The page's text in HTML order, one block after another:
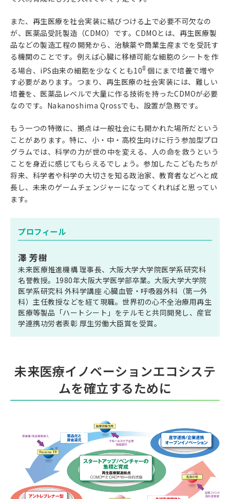
また、再生医療を社会実装に結びつける上で必要不可欠なの
が、医薬品受託製造（CDMO）です。CDMOとは、再生医療製
品などの製造工程の開発から、治験薬や商業生産までを受託す
る機関のことです。例えば心臓に移植可能な細胞のシートを作
る場合、iPS由来の細胞を少なくとも108 個にまで培養で増や
す必要があります。つまり、再生医療の社会実装には、難しい
培養を、医薬品レベルで大量に作る技術を持ったCDMOが必要
なのです。Nakanoshima Qrossでも、設置が急務です。
もう一つの特徴に、拠点は一般社会にも開かれた場所だという
ことがあります。特に、小・中・高校生向けに行う参加型プロ
グラムでは、科学の力が世の中を変える、人の命を救うという
ことを身近に感じてもらえるでしょう。参加したこどもたちが
将来、科学者や科学の大切さを知る政治家、教育者などへと成
長し、未来のゲームチェンジャーになってくれればと思ってい
ます。
プロフィール
澤 芳樹
未来医療推進機構 理事長、大阪大学大学院医学系研究科
名誉教授。1980年大阪大学医学部卒業。大阪大学大学院
医学系研究科 外科学講座 心臓血管・呼吸器外科（第一外
科）主任教授などを経て現職。世界初の心不全治療用再生
医療等製品「ハートシート」をテルモと共同開発し、産官
学連携功労者表彰 厚生労働大臣賞を受賞。
未来医療イノベーションエコシステ
ムを確立するために